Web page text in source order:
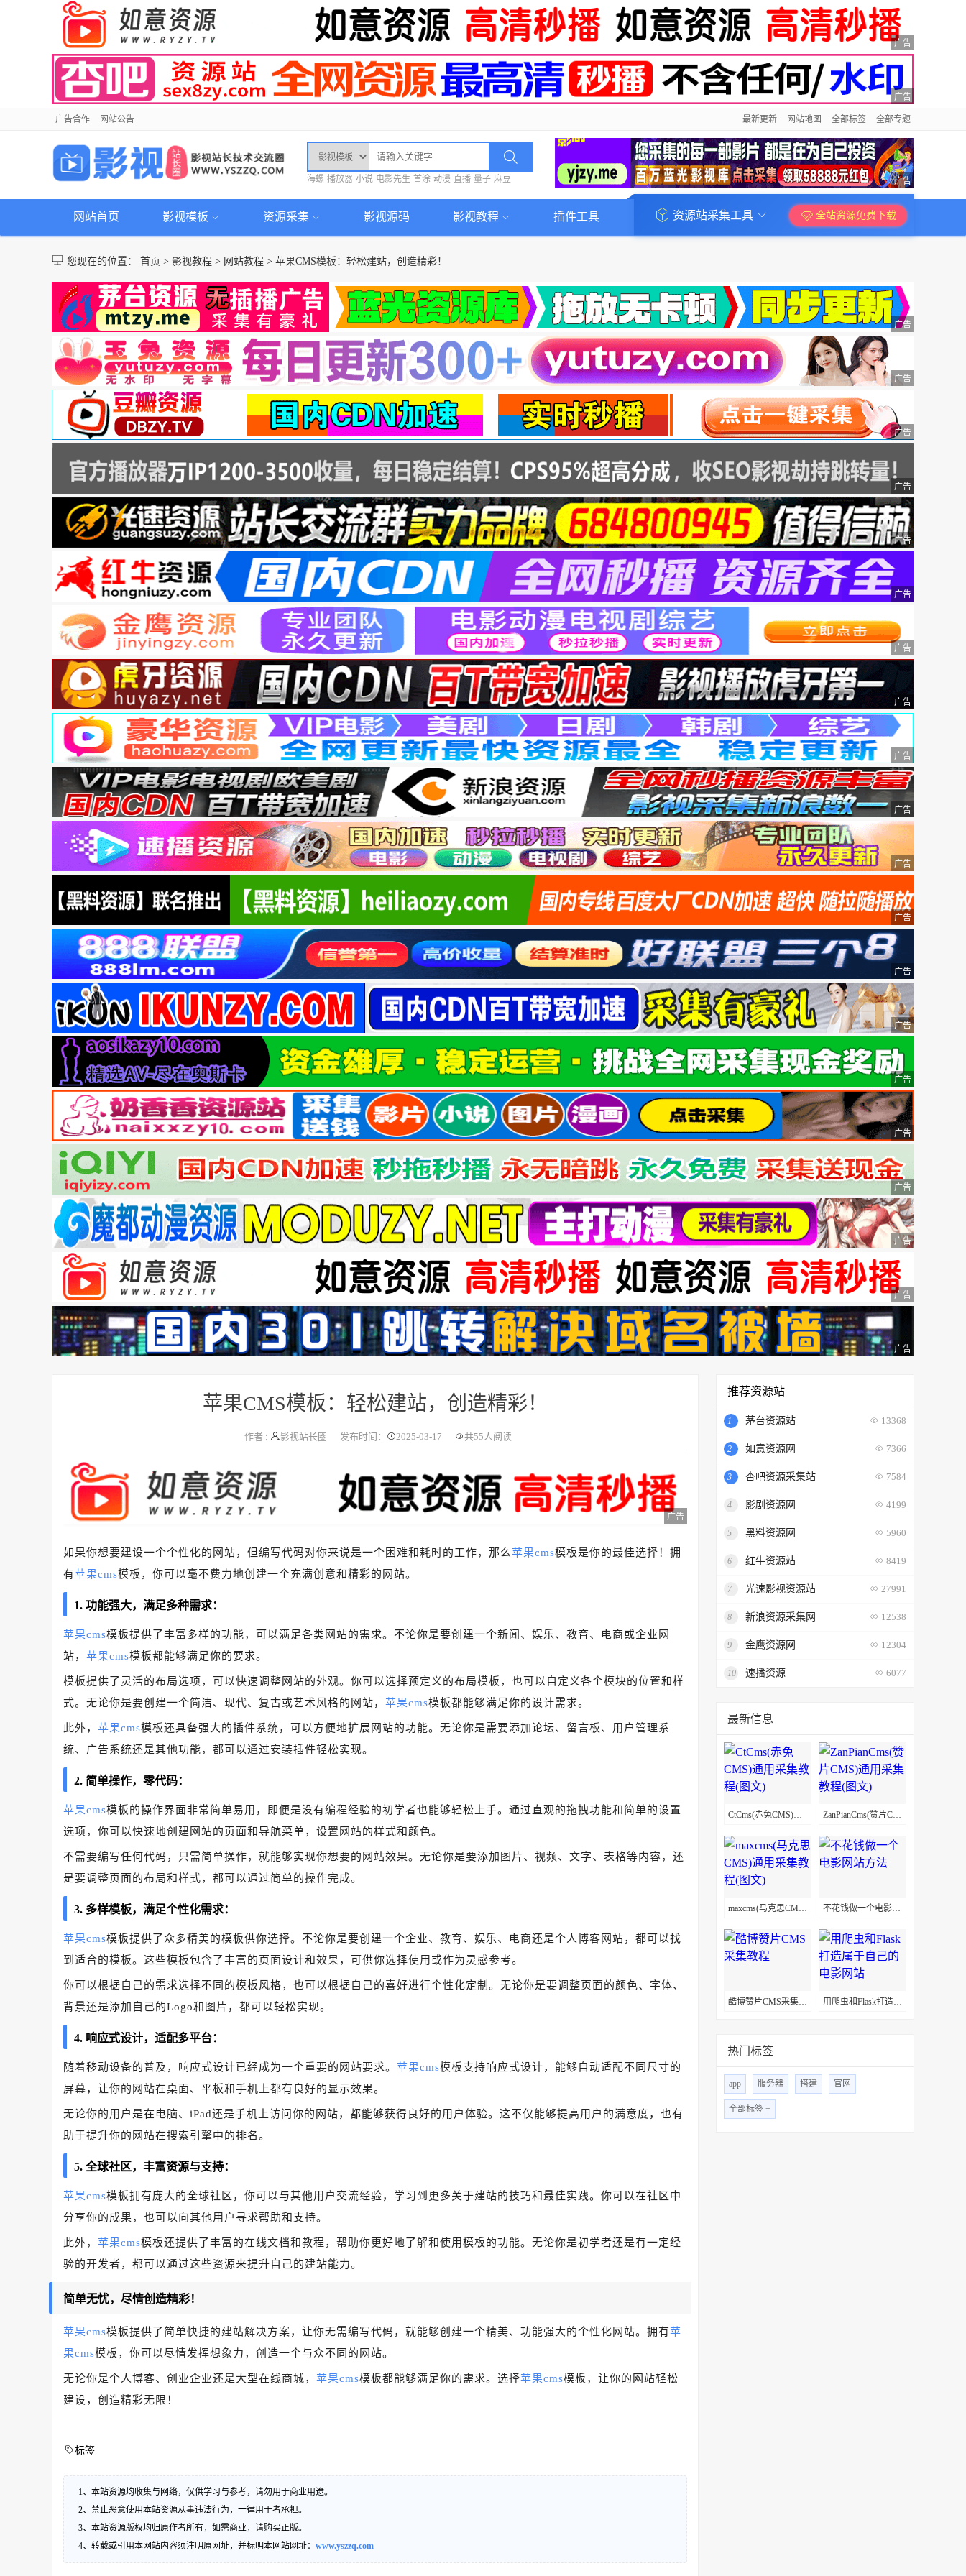
广告
广告
广告合作 网站公告 最新更新 网站地图 全部标签 全部专题
海螺 播放器 小说 电影先生 首涂 动漫 直播 量子 麻豆 广告
网站首页 影视模板 资源采集 影视源码 影视教程 插件工具 资源站采集工具 全站资源免费下载
您现在的位置： 首页 > 影视教程 > 网站教程 > 苹果CMS模板：轻松建站，创造精彩！
广告
广告
广告
广告
广告
广告
广告
广告
广告
广告
广告
广告
广告
广告
广告
广告
广告
广告
广告
广告
苹果CMS模板：轻松建站，创造精彩！
作者 : 影视站长圈 发布时间： 2025-03-17 共55人阅读
广告
如果你想要建设一个个性化的网站，但编写代码对你来说是一个困难和耗时的工作，那么苹果cms模板是你的最佳选择！拥
有苹果cms模板，你可以毫不费力地创建一个充满创意和精彩的网站。
1. 功能强大，满足多种需求：
苹果cms模板提供了丰富多样的功能，可以满足各类网站的需求。不论你是要创建一个新闻、娱乐、教育、电商或企业网
站， 苹果cms模板都能够满足你的要求。
模板提供了灵活的布局选项，可以快速调整网站的外观。你可以选择预定义的布局模板，也可以自定义各个模块的位置和样
式。无论你是要创建一个简洁、现代、复古或艺术风格的网站， 苹果cms模板都能够满足你的设计需求。
此外， 苹果cms模板还具备强大的插件系统，可以方便地扩展网站的功能。无论你是需要添加论坛、留言板、用户管理系
统、广告系统还是其他功能，都可以通过安装插件轻松实现。
2. 简单操作，零代码：
苹果cms模板的操作界面非常简单易用，即便是没有编程经验的初学者也能够轻松上手。通过直观的拖拽功能和简单的设置
选项，你可以快速地创建网站的页面和导航菜单，设置网站的样式和颜色。
不需要编写任何代码，只需简单操作，就能够实现你想要的网站效果。无论你是要添加图片、视频、文字、表格等内容，还
是要调整页面的布局和样式，都可以通过简单的操作完成。
3. 多样模板，满足个性化需求：
苹果cms模板提供了众多精美的模板供你选择。不论你是要创建一个企业、教育、娱乐、电商还是个人博客网站，都可以找
到适合的模板。这些模板包含了丰富的页面设计和效果，可供你选择使用或作为灵感参考。
你可以根据自己的需求选择不同的模板风格，也可以根据自己的喜好进行个性化定制。无论你是要调整页面的颜色、字体、
背景还是添加自己的Logo和图片，都可以轻松实现。
4. 响应式设计，适配多平台：
随着移动设备的普及，响应式设计已经成为一个重要的网站要求。 苹果cms模板支持响应式设计，能够自动适配不同尺寸的
屏幕，让你的网站在桌面、平板和手机上都有良好的显示效果。
无论你的用户是在电脑、iPad还是手机上访问你的网站，都能够获得良好的用户体验。这不仅能够提高用户的满意度，也有
助于提升你的网站在搜索引擎中的排名。
5. 全球社区，丰富资源与支持：
苹果cms模板拥有庞大的全球社区，你可以与其他用户交流经验，学习到更多关于建站的技巧和最佳实践。你可以在社区中
分享你的成果，也可以向其他用户寻求帮助和支持。
此外， 苹果cms模板还提供了丰富的在线文档和教程，帮助你更好地了解和使用模板的功能。无论你是初学者还是有一定经
验的开发者，都可以通过这些资源来提升自己的建站能力。
简单无忧，尽情创造精彩！
苹果cms模板提供了简单快捷的建站解决方案，让你无需编写代码，就能够创建一个精美、功能强大的个性化网站。拥有苹
果cms模板，你可以尽情发挥想象力，创造一个与众不同的网站。
无论你是个人博客、创业企业还是大型在线商城， 苹果cms模板都能够满足你的需求。选择苹果cms模板，让你的网站轻松
建设，创造精彩无限！
标签
1、本站资源均收集与网络，仅供学习与参考，请勿用于商业用途。
2、禁止恶意使用本站资源从事违法行为，一律用于者承担。
3、本站资源版权均归原作者所有，如需商业，请购买正版。
4、转载或引用本网站内容须注明原网址，并标明本网站网址： www.yszzq.com
推荐资源站
1 茅台资源站 13368
2 如意资源网 7366
3 杏吧资源采集站 7584
4 影剧资源网 4199
5 黑料资源网 5960
6 红牛资源站 8419
7 光速影视资源站 27991
8 新浪资源采集网 12538
9 金鹰资源网 12304
10 速播资源 6077
最新信息
CtCms(赤兔CMS)通用采集教程(图文) ZanPianCms(赞片CMS)通用采集教程(图文)
maxcms(马克思CMS)通用采集教程(图文) 不花钱做一个电影网站方法
酷博赞片CMS采集教程 用爬虫和Flask打造属于自己的电影网站
热门标签
app 服务器 搭建 官网
全部标签 +